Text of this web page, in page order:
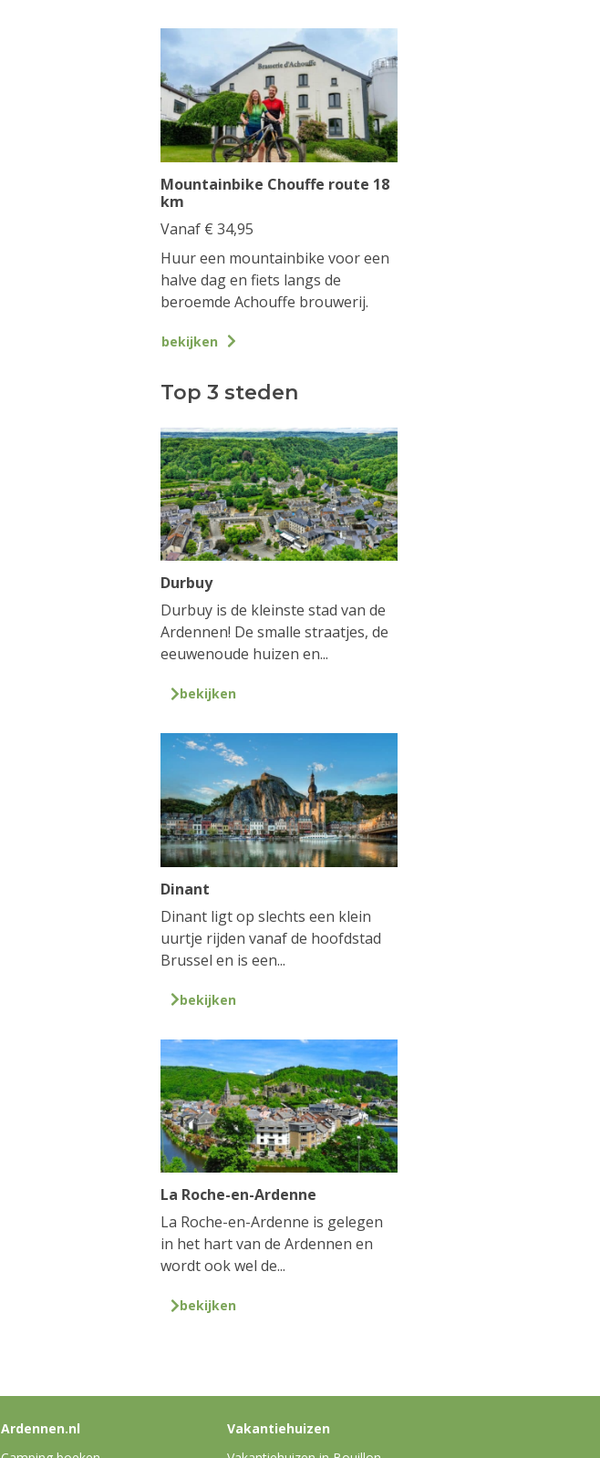
Mountainbike Chouffe route 18
km
Vanaf € 34,95
Huur een mountainbike voor een
halve dag en fiets langs de
beroemde Achouffe brouwerij.
bekijken
Top 3 steden
Durbuy
Durbuy is de kleinste stad van de
Ardennen! De smalle straatjes, de
eeuwenoude huizen en...
bekijken
Dinant
Dinant ligt op slechts een klein
uurtje rijden vanaf de hoofdstad
Brussel en is een...
bekijken
La Roche-en-Ardenne
La Roche-en-Ardenne is gelegen
in het hart van de Ardennen en
wordt ook wel de...
bekijken
Ardennen.nl
Vakantiehuizen